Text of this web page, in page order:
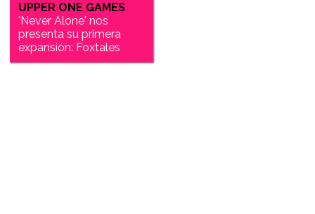
UPPER ONE GAMES
'Never Alone' nos
presenta su primera
expansión: Foxtales